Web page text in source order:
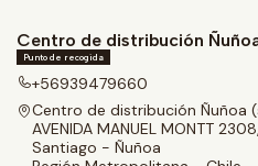
Centro de distribución
Punto de recogida
+56939479660
Centro de distribución Ñuñoa
AVENIDA MANUEL MONTT
Santiago - Ñuñoa